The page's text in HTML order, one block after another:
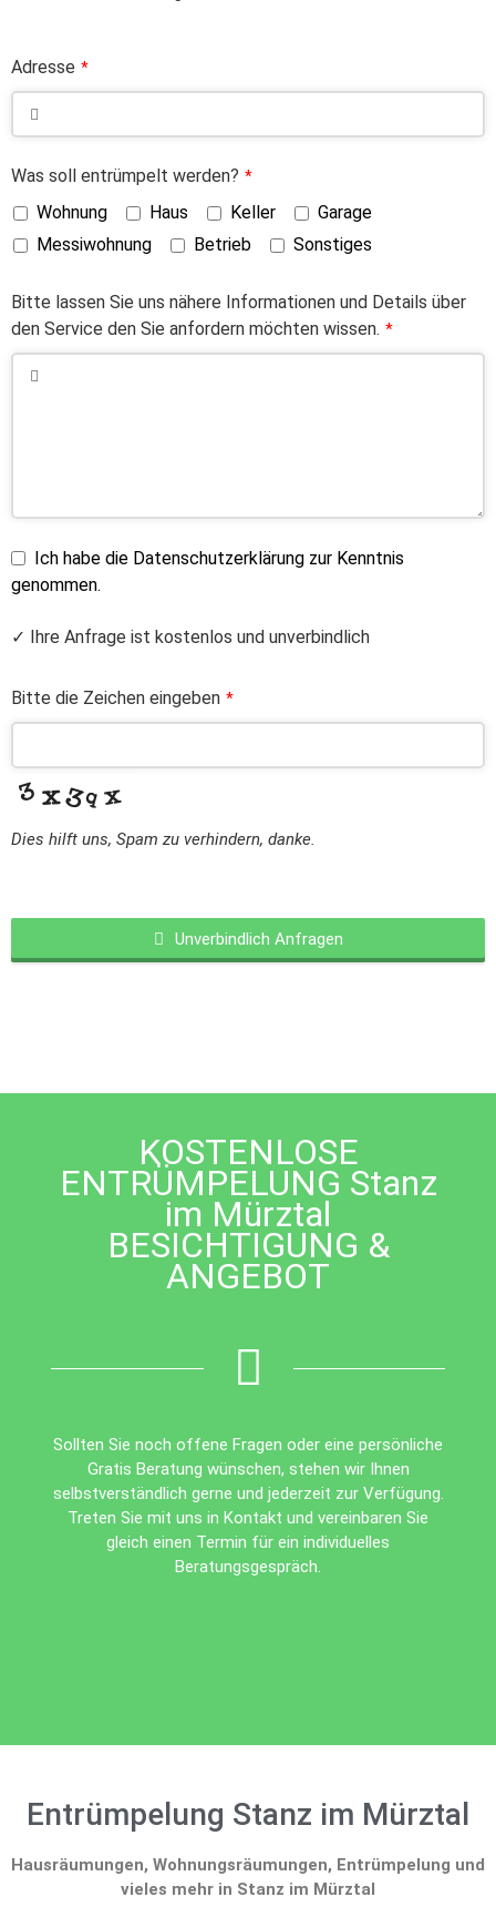
Adresse *
Was soll entrümpelt werden? *
Wohnung Haus Keller
Garage
Messiwohnung
Betrieb Sonstiges
Bitte lassen Sie uns nähere Informationen und Details über
den Service den Sie anfordern möchten wissen. *
Ich habe die Datenschutzerklärung zur Kenntnis
genommen.
✓ Ihre Anfrage ist kostenlos und unverbindlich
Bitte die Zeichen eingeben *
Dies hilft uns, Spam zu verhindern, danke.
Unverbindlich Anfragen
left
KOSTENLOSE
ENTRÜMPELUNG Stanz
im Mürztal
BESICHTIGUNG &
ANGEBOT
Sollten Sie noch offene Fragen oder eine persönliche
Gratis Beratung wünschen, stehen wir Ihnen
selbstverständlich gerne und jederzeit zur Verfügung.
Treten Sie mit uns in Kontakt und vereinbaren Sie
gleich einen Termin für ein individuelles
Beratungsgespräch.
Entrümpelung Stanz im Mürztal
Hausräumungen, Wohnungsräumungen, Entrümpelung und
vieles mehr in Stanz im Mürztal